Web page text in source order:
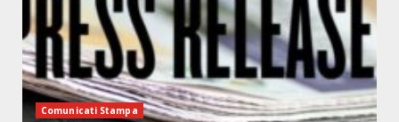
Comunicati Stampa